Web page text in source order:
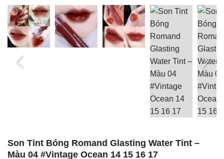
Son Tint Bóng Romand Glasting Water Tint –
Màu 04 #Vintage Ocean 14 15 16 17